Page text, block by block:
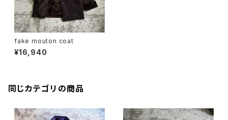
fake mouton coat
¥16,940
同じカテゴリの商品